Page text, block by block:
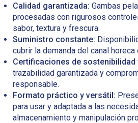
Calidad garantizada: Gambas
procesadas con rigurosos
sabor, textura y frescura.
Suministro constante:
cubrir la demanda del canal horeca
Certificaciones de sostenibilidad
trazabilidad garantizada y
responsable.
Formato práctico y versátil:
para usar y adaptada a las
almacenamiento y manipulación